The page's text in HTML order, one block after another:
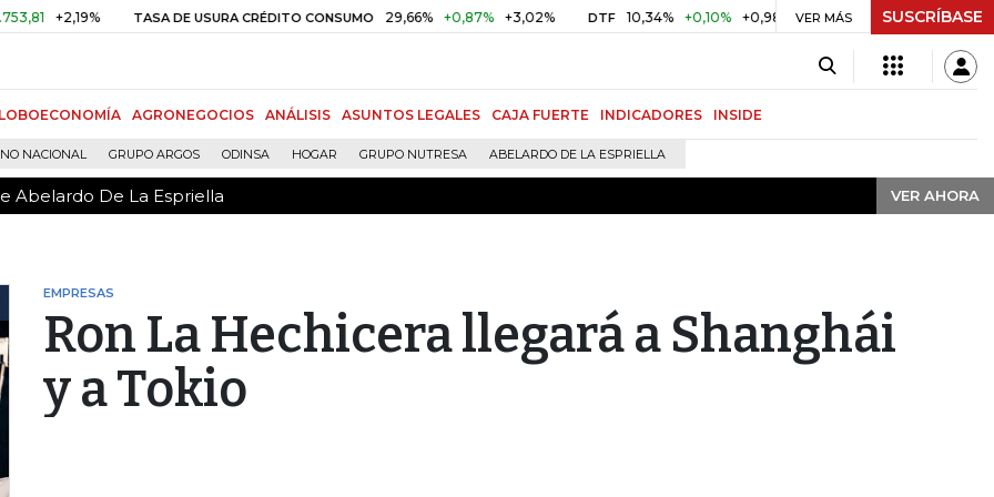
TASA DE USURA CRÉDITO CONSUMO 29,66% +0,87% +3,02% DTF 10,34% +0,10% +0,98% UVR $ 416,91 +$ 0,05 +0,01%
VER MÁS SUSCRÍBASE
AGRONEGOCIOS ANÁLISIS ASUNTOS LEGALES CAJA FUERTE INDICADORES INSIDE
NACIONAL GRUPO ARGOS ODINSA HOGAR GRUPO NUTRESA ABELARDO DE LA ESPRIELLA
Abelardo De La Espriella VER AHORA
Abelardo De La Espriella VER AHORA
EMPRESAS
Ron La Hechicera llegará a Shanghái
y a Tokio